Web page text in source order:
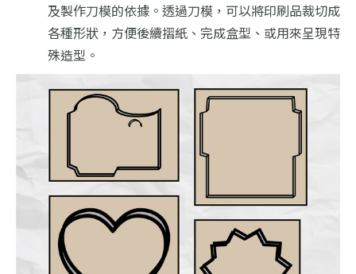
及製作刀模的依據。 透過刀模，可以將印刷品裁切成
各種形狀，方便後續摺紙、完成盒型、或用來呈現特
殊造型。